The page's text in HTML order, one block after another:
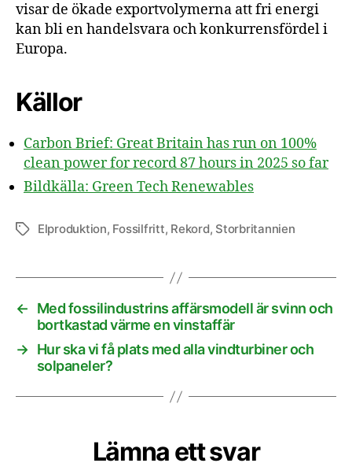
visar de ökade exportvolymerna att fri energi
kan bli en handelsvara och konkurrensfördel i
Europa.
Källor
Carbon Brief: Great Britain has run on 100%
clean power for record 87 hours in 2025 so far
Bildkälla: Green Tech Renewables
EtiketterElproduktion, Fossilfritt, Rekord, Storbritannien
←
Med fossilindustrins affärsmodell är svinn och
bortkastad värme en vinstaffär
→ Hur ska vi få plats med alla vindturbiner och
solpaneler?
Lämna ett svar